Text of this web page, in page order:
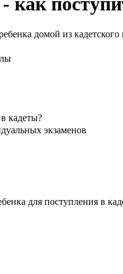
домой из кадетского
кадеты?
экзаменов
для поступления в